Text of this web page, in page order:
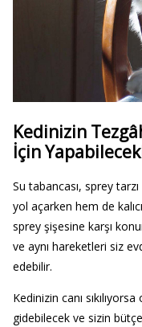
Kedinizin
İçin
Su tabancası, sprey
yol açarken hem de
sprey şişesine karşı
ve aynı hareketleri siz
edebilir.
Kedinizin canı
gidebilecek ve sizin